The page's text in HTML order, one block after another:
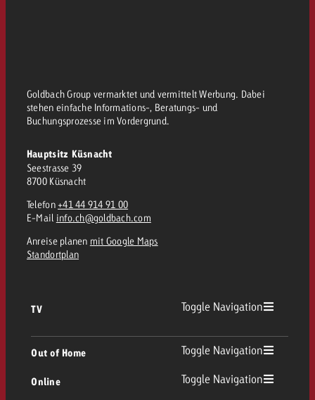
Goldbach Group vermarktet und vermittelt Werbung. Dabei
stehen einfache Informations-, Beratungs- und
Buchungsprozesse im Vordergrund.
Hauptsitz Küsnacht
Seestrasse 39
8700 Küsnacht
Telefon +41 44 914 91 00
E-Mail info.ch@goldbach.com
Anreise planen mit Google Maps
Standortplan
TV Toggle Navigation
Out of Home Toggle Navigation
Out of Home Übersicht
Online Toggle Navigation